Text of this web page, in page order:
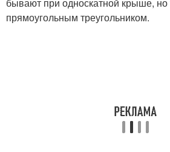
бывают при односкатной крыше, но
прямоугольным треугольником.